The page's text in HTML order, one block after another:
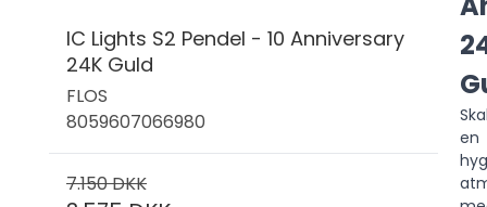
IC Lights S2 Pendel - 10 Anniversary
24K Guld
FLOS
8059607066980
7.150 DKK
en